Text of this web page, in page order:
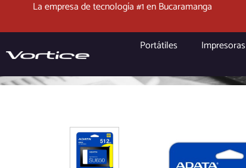
La empresa de tecnología #1 en Bucaramanga
Portátiles Impresoras